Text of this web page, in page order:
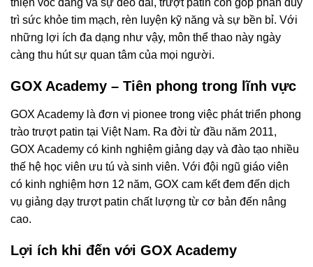
thiện vóc dáng và sự dẻo dai, trượt patin còn góp phần duy
trì sức khỏe tim mạch, rèn luyện kỹ năng và sự bền bỉ. Với
những lợi ích đa dạng như vậy, môn thể thao này ngày
càng thu hút sự quan tâm của mọi người.
GOX Academy – Tiên phong trong lĩnh vực
GOX Academy là đơn vị pionee trong việc phát triển phong
trào trượt patin tại Việt Nam. Ra đời từ đầu năm 2011,
GOX Academy có kinh nghiệm giảng dạy và đào tạo nhiều
thế hệ học viên ưu tú và sinh viên. Với đội ngũ giáo viên
có kinh nghiệm hơn 12 năm, GOX cam kết đem đến dịch
vụ giảng dạy trượt patin chất lượng từ cơ bản đến nâng
cao.
Lợi ích khi đến với GOX Academy